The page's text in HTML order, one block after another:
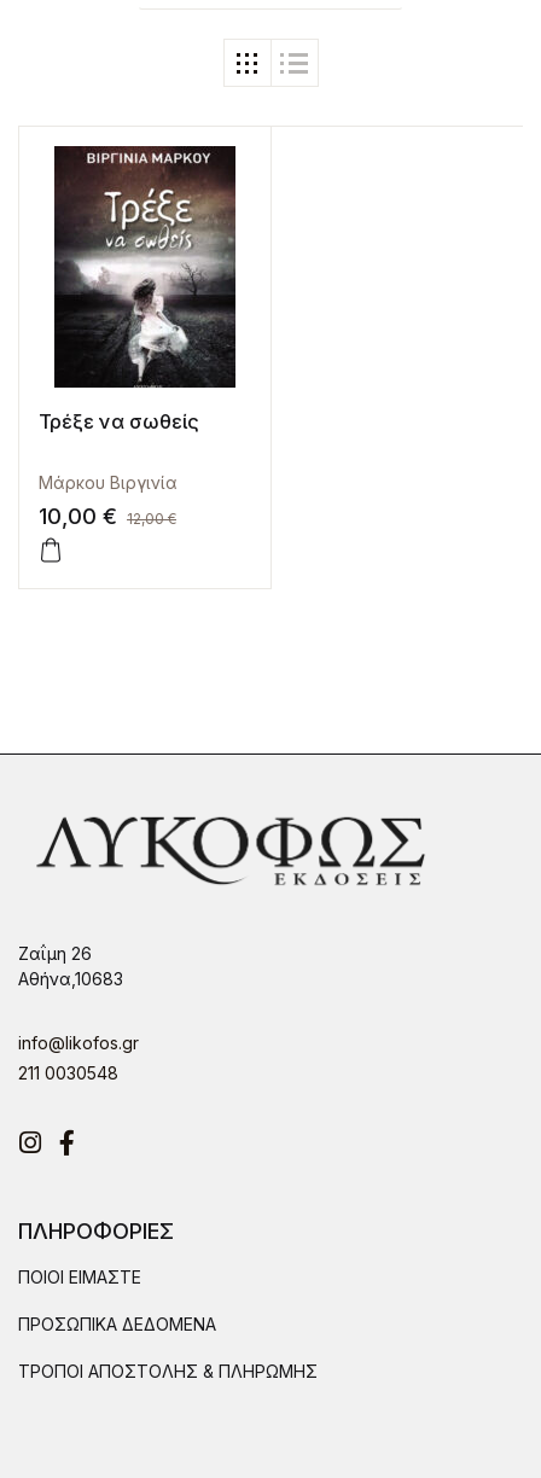
Τρέξε να σωθείς
Μάρκου Βιργινία
10,00 € 12,00€
Ζαΐμη 26
Αθήνα,10683
info@likofos.gr
211 0030548
Instagram
Facebook
ΠΛΗΡΟΦΟΡΙΕΣ
ΠΟΙΟΙ ΕΙΜΑΣΤΕ
ΠΡΟΣΩΠΙΚΑ ΔΕΔΟΜΕΝΑ
ΤΡΟΠΟΙ ΑΠΟΣΤΟΛΗΣ & ΠΛΗΡΩΜΗΣ